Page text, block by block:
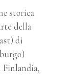
storica
della
di
Finlandia,